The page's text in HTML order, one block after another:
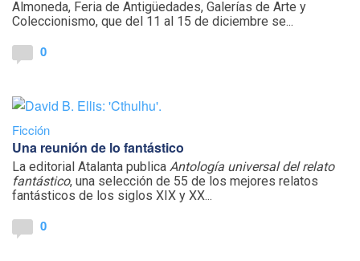
Almoneda, Feria de Antigüedades, Galerías de Arte y
Coleccionismo, que del 11 al 15 de diciembre se...
0
Ficción
Una reunión de lo fantástico
La editorial Atalanta publica Antología universal del relato
fantástico, una selección de 55 de los mejores relatos
fantásticos de los siglos XIX y XX...
0